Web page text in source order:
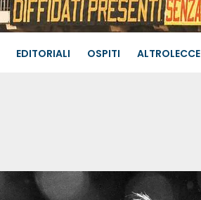
EDITORIALI OSPITI ALTROLECCE